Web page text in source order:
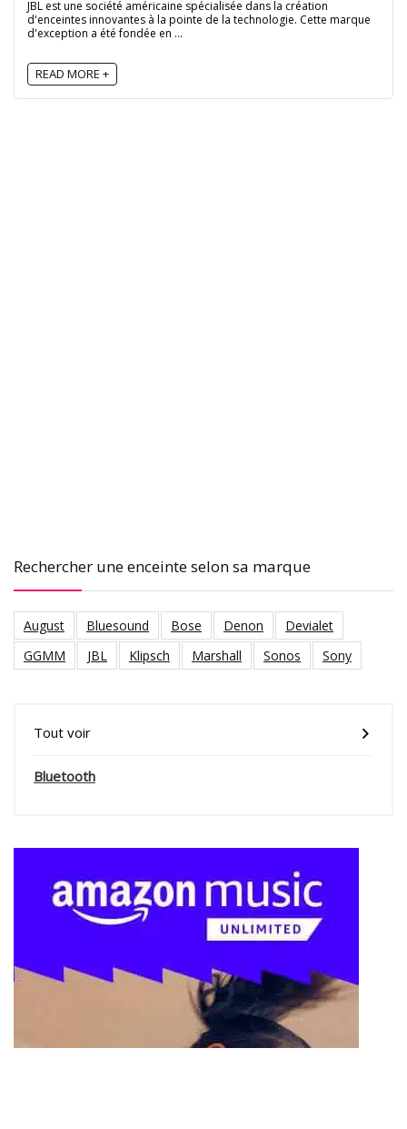
JBL est une société américaine spécialisée dans la création
d'enceintes innovantes à la pointe de la technologie. Cette marque
d'exception a été fondée en ...
READ MORE +
Rechercher une enceinte selon sa marque
August Bluesound Bose Denon
Devialet
GGMM
JBL Klipsch Marshall Sonos Sony
Tout voir
Bluetooth